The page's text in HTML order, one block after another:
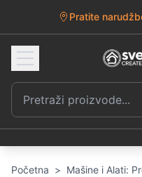
Pratite
Početna > Mašine i Alati: